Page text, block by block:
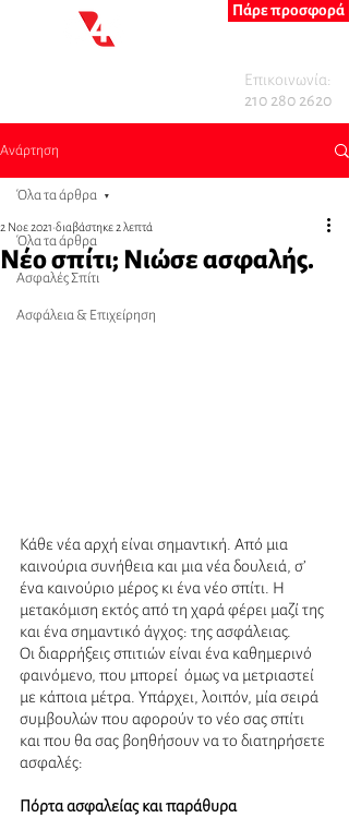
Πάρε προσφορά
Επικοινωνία:
210 280 2620
Ανάρτηση
Όλα τα άρθρα
Ασφαλές Σπίτι
Ασφάλεια & Επιχείρηση
Όλα τα άρθρα
Νέο σπίτι; Νιώσε ασφαλής.
2 Νοε 2021 διαβάστηκε 2 λεπτά
Κάθε νέα αρχή είναι σημαντική. Από μια
καινούρια συνήθεια και μια νέα δουλειά, σ’
ένα καινούριο μέρος κι ένα νέο σπίτι. Η
μετακόμιση εκτός από τη χαρά φέρει μαζί της
και ένα σημαντικό άγχος: της ασφάλειας.
Οι διαρρήξεις σπιτιών είναι ένα καθημερινό
φαινόμενο, που μπορεί  όμως να μετριαστεί
με κάποια μέτρα. Υπάρχει, λοιπόν, μία σειρά
συμβουλών που αφορούν το νέο σας σπίτι
και που θα σας βοηθήσουν να το διατηρήσετε
ασφαλές:
Πόρτα ασφαλείας και παράθυρα